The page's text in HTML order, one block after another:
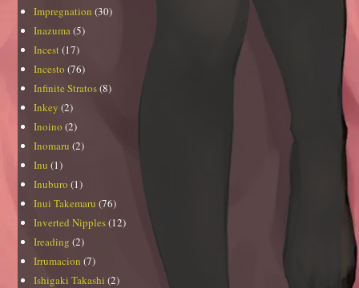
Impregnation (30)
Inazuma(5)
Incest(17)
Incesto (76)
Infinite Stratos(8)
Inkey (2)
Inoino (2)
Inomaru (2)
Inu (1)
Inuburo (1)
Inui Takemaru (76)
Inverted Nipples(12)
Ireading (2)
Irrumacion (7)
Ishigaki Takashi (2)